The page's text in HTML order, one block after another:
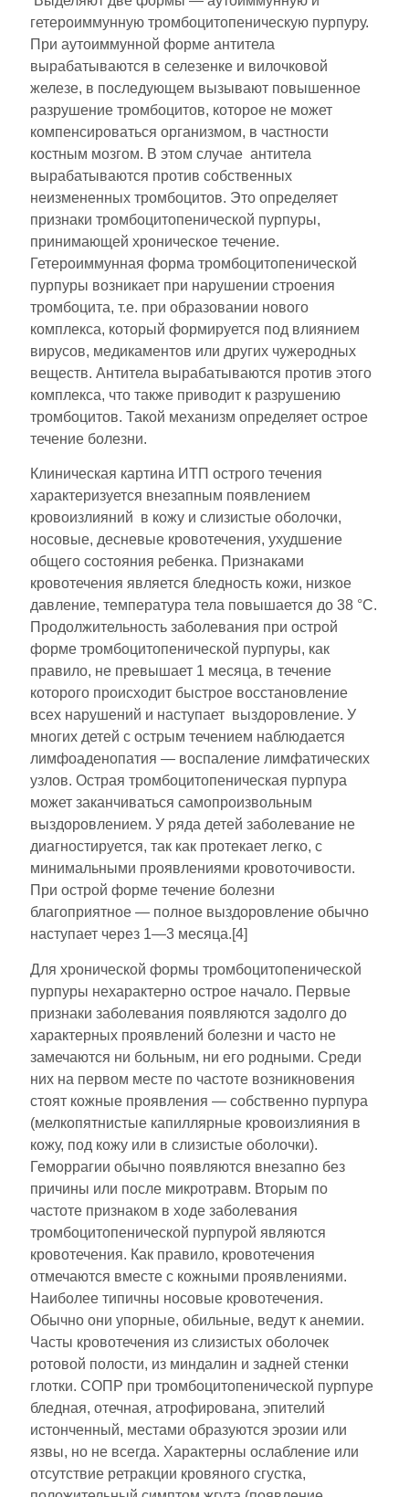
гетероиммунную тромбоцитопеническую пурпуру.
При аутоиммунной форме антитела
вырабатываются в селезенке и вилочковой
железе, в последующем вызывают повышенное
разрушение тромбоцитов, которое не может
компенсироваться организмом, в частности
костным мозгом. В этом случае антитела
вырабатываются против собственных
неизмененных тромбоцитов. Это определяет
признаки тромбоцитопенической пурпуры,
принимающей хроническое течение.
Гетероиммунная форма тромбоцитопенической
пурпуры возникает при нарушении строения
тромбоцита, т.е. при образовании нового
комплекса, который формируется под влиянием
вирусов, медикаментов или других чужеродных
веществ. Антитела вырабатываются против этого
комплекса, что также приводит к разрушению
тромбоцитов. Такой механизм определяет острое
течение болезни.
Клиническая картина ИТП острого течения
характеризуется внезапным появлением
кровоизлияний в кожу и слизистые оболочки,
носовые, десневые кровотечения, ухудшение
общего состояния ребенка. Признаками
кровотечения является бледность кожи, низкое
давление, температура тела повышается до 38 °С.
Продолжительность заболевания при острой
форме тромбоцитопенической пурпуры, как
правило, не превышает 1 месяца, в течение
которого происходит быстрое восстановление
всех нарушений и наступает выздоровление. У
многих детей с острым течением наблюдается
лимфоаденопатия — воспаление лимфатических
узлов. Острая тромбоцитопеническая пурпура
может заканчиваться самопроизвольным
выздоровлением. У ряда детей заболевание не
диагностируется, так как протекает легко, с
минимальными проявлениями кровоточивости.
При острой форме течение болезни
благоприятное — полное выздоровление обычно
наступает через 1—3 месяца.[4]
Для хронической формы тромбоцитопенической
пурпуры нехарактерно острое начало. Первые
признаки заболевания появляются задолго до
характерных проявлений болезни и часто не
замечаются ни больным, ни его родными. Среди
них на первом месте по частоте возникновения
стоят кожные проявления — собственно пурпура
(мелкопятнистые капиллярные кровоизлияния в
кожу, под кожу или в слизистые оболочки).
Геморрагии обычно появляются внезапно без
причины или после микротравм. Вторым по
частоте признаком в ходе заболевания
тромбоцитопенической пурпурой являются
кровотечения. Как правило, кровотечения
отмечаются вместе с кожными проявлениями.
Наиболее типичны носовые кровотечения.
Обычно они упорные, обильные, ведут к анемии.
Часты кровотечения из слизистых оболочек
ротовой полости, из миндалин и задней стенки
глотки. СОПР при тромбоцитопенической пурпуре
бледная, отечная, атрофирована, эпителий
истонченный, местами образуют­ся эрозии или
язвы, но не всегда. Характерны ослабление или
от­сутствие ретракции кровяного сгустка,